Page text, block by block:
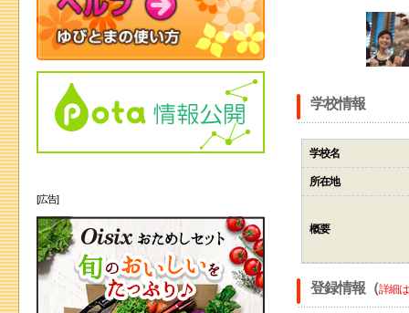
学校情報
学校名
所在地
概要
登録情報（詳細
[広告]